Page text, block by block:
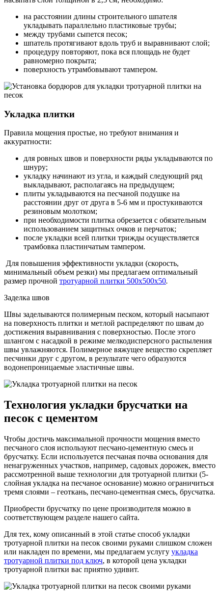
на расстоянии длины строительного шпателя
укладывать параллельно пластиковые трубы;
между трубами сыпется песок;
шпатель протягивают вдоль труб и выравнивают слой;
процедуру повторяют, пока вся площадь не будет
равномерно покрыта;
поверхность утрамбовывают тампером.
Укладка плитки
Правила мощения простые, но требуют внимания и
аккуратности:
для ровных швов и поверхности ряды укладываются по
шнуру;
укладку начинают из угла, и каждый следующий ряд
выкладывают, располагаясь на предыдущем;
плиты укладываются на песчаной подушке на
расстоянии друг от друга в 5-6 мм и простукиваются
резиновым молотком;
при необходимости плитка обрезается с обязательным
использованием защитных очков и перчаток;
после укладки всей плитки трижды осуществляется
трамбовка пластинчатым тампером.
Для повышения эффективности укладки (скорость,
минимальный объем резки) мы предлагаем оптимальный
размер прочной тротуарной плитки 500х500х50.
Заделка швов
Швы заделываются полимерным песком, который насыпают
на поверхность плитки и метлой распределяют по швам до
достижения выравнивания с поверхностью. После этого
шлангом с насадкой в режиме мелкодисперсного распыления
швы увлажняются. Полимерное вяжущее вещество скрепляет
песчинки друг с другом, в результате чего образуются
водонепроницаемые эластичные швы.
Технология укладки брусчатки на
песок с цементом
Чтобы достичь максимальной прочности мощения вместо
песчаного слоя используют песчано-цементную смесь и
брусчатку. Если используется песчаная почва основания для
ненагруженных участков, например, садовых дорожек, вместо
рассмотренной выше технологии для тротуарной плитки (5-
слойная укладка на песчаное основание) можно ограничиться
тремя слоями – геоткань, песчано-цементная смесь, брусчатка.
Приобрести брусчатку по цене производителя можно в
соответствующем разделе нашего сайта.
Для тех, кому описанный в этой статье способ укладки
тротуарной плитки на песок своими руками слишком сложен
или накладен по времени, мы предлагаем услугу укладка
тротуарной плитки под ключ, в которой цена укладки
тротуарной плитки вас приятно удивит.